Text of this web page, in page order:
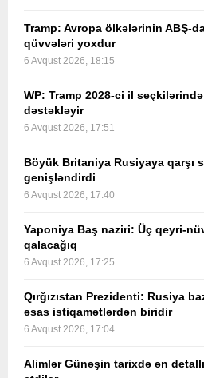
Tramp: Avropa ölkələrinin ABŞ-
qüvvələri yoxdur
6 Avqust 2026, 18:15
WP: Tramp 2028-ci il
dəstəkləyir
6 Avqust 2026, 17:51
Böyük Britaniya Rusiyaya qarşı
genişləndirdi
6 Avqust 2026, 17:40
Yaponiya Baş naziri: Üç qeyri-
qalacağıq
6 Avqust 2026, 17:25
Qırğızıstan Prezidenti: Rusiya
əsas istiqamətlərdən biridir
6 Avqust 2026, 17:04
Alimlər Günəşin tarixdə ən